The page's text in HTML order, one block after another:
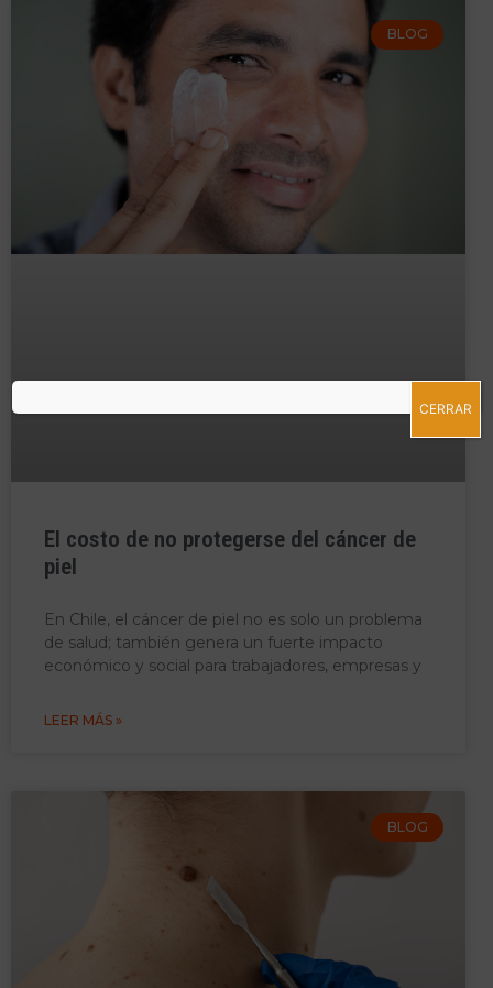
BLOG
El costo de no protegerse del cáncer de
piel
En Chile, el cáncer de piel no es solo un problema
de salud; también genera un fuerte impacto
económico y social para trabajadores, empresas y
LEER MÁS »
BLOG
CERRAR